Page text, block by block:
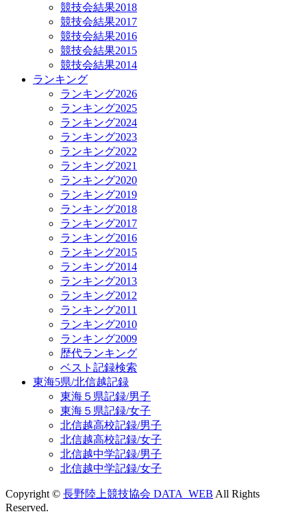
競技会結果2018
競技会結果2017
競技会結果2016
競技会結果2015
競技会結果2014
ランキング
ランキング2026
ランキング2025
ランキング2024
ランキング2023
ランキング2022
ランキング2021
ランキング2020
ランキング2019
ランキング2018
ランキング2017
ランキング2016
ランキング2015
ランキング2014
ランキング2013
ランキング2012
ランキング2011
ランキング2010
ランキング2009
歴代ランキング
ベスト記録検索
東海5県/北信越記録
東海５県記録/男子
東海５県記録/女子
北信越高校記録/男子
北信越高校記録/女子
北信越中学記録/男子
北信越中学記録/女子
Copyright © 長野陸上競技協会 DATA_WEB All Rights
Reserved.